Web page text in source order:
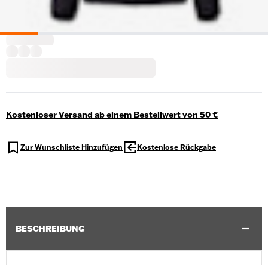
Kostenloser Versand ab einem Bestellwert von 50 €
Zur Wunschliste Hinzufügen Kostenlose Rückgabe
BESCHREIBUNG